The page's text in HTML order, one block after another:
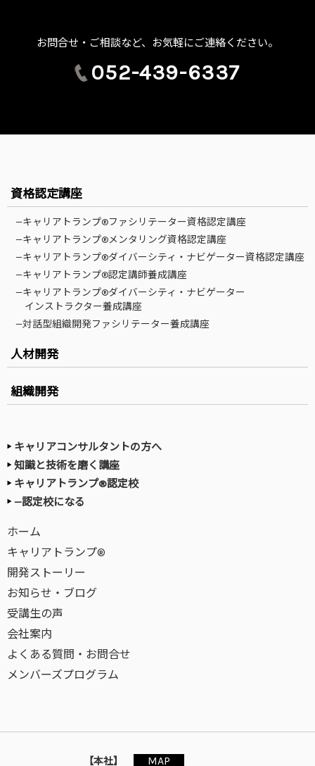
お問合せ・ご相談など、お気軽にご連絡ください。
052-439-6337
資格認定講座
—キャリアトランプ®ファシリテーター資格認定講座
—キャリアトランプ®メンタリング資格認定講座
—キャリアトランプ®ダイバーシティ・ナビゲーター資格認定講座
—キャリアトランプ®認定講師養成講座
—キャリアトランプ®ダイバーシティ・ナビゲーター
インストラクター養成講座
—対話型組織開発ファシリテーター養成講座
人材開発
組織開発
キャリアコンサルタントの方へ
知識と技術を磨く講座
キャリアトランプ®認定校
—認定校になる
ホーム
キャリアトランプ®
開発ストーリー
お知らせ・ブログ
受講生の声
会社案内
よくある質問・お問合せ
メンバーズプログラム
【本社】 MAP